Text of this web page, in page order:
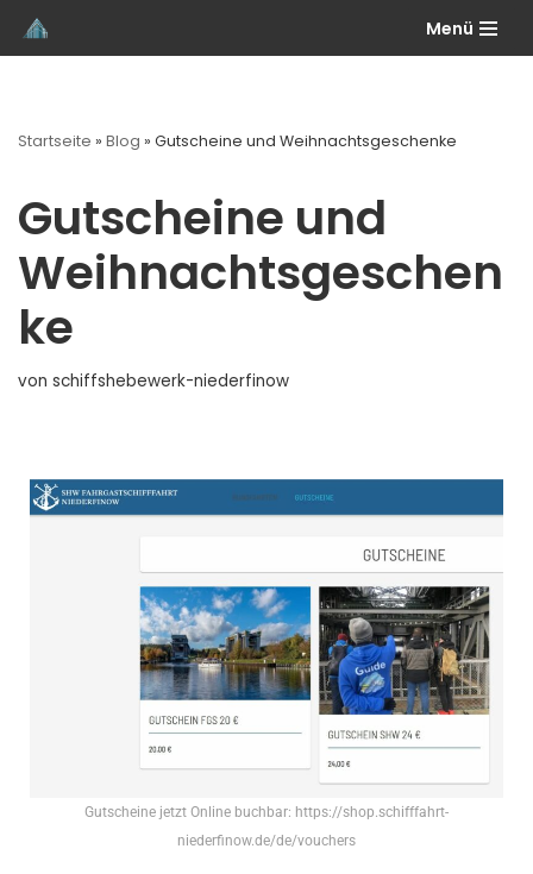
Zum
Menü
Startseite » Blog » Gutscheine und Weihnachtsgeschenke
Gutscheine und
Weihnachtsgeschen
ke
von schiffshebewerk-niederfinow
Gutscheine jetzt Online buchbar: https://shop.schifffahrt-
niederfinow.de/de/vouchers